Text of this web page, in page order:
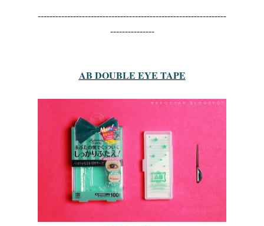
----------------------------------------------------------------
---------------
AB DOUBLE EYE TAPE